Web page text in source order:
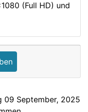
(Full HD) und
09 September, 2025